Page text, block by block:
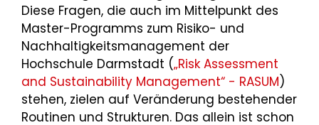
Diese Fragen, die auch im Mittelpunkt des
Master-Programms zum Risiko- und
Nachhaltigkeitsmanagement der
Hochschule Darmstadt („Risk Assessment
and Sustainability Management“ - RASUM)
stehen, zielen auf Veränderung bestehender
Routinen und Strukturen. Das allein ist schon